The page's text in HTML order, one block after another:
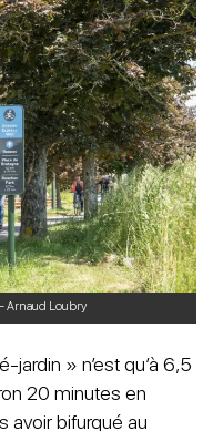
Arnaud Loubry
jardin » n’est qu’à 6,5
20 minutes en
avoir bifurqué au